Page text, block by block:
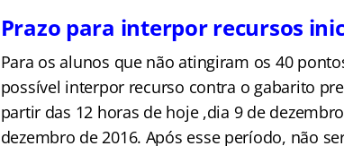
Prazo para interpor recursos
Para os alunos que não atingiram os 40
possível interpor recurso contra o gabarito
partir das 12 horas de hoje ,dia 9 de
dezembro de 2016. Após esse período, não